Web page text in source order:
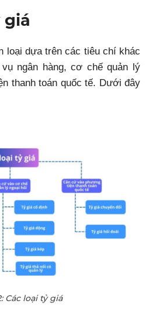
giá
loại dựa trên các tiêu chí khác
ngân hàng, cơ chế quản lý
thanh toán quốc tế. Dưới đây
Các loại tỷ giá